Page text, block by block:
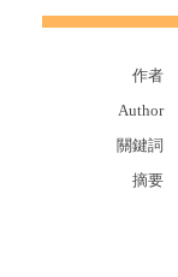
作者
Author
關鍵詞
摘要